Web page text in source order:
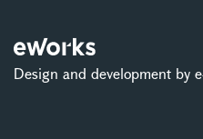
Design and development by